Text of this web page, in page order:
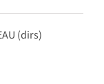
(dirs)